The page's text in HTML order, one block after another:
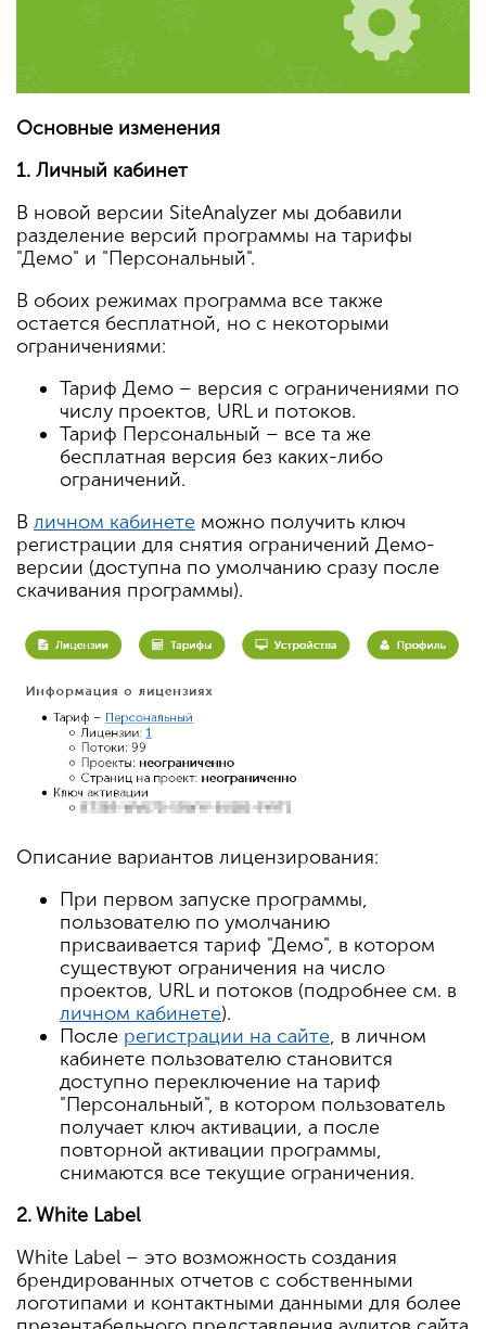
Основные изменения
1. Личный кабинет
В новой версии SiteAnalyzer мы добавили
разделение версий программы на тарифы
"Демо" и "Персональный".
В обоих режимах программа все также
остается бесплатной, но с некоторыми
ограничениями:
Тариф Демо – версия с ограничениями по
числу проектов, URL и потоков.
Тариф Персональный – все та же
бесплатная версия без каких-либо
ограничений.
В личном кабинете можно получить ключ
регистрации для снятия ограничений Демо-
версии (доступна по умолчанию сразу после
скачивания программы).
Описание вариантов лицензирования:
При первом запуске программы,
пользователю по умолчанию
присваивается тариф "Демо", в котором
существуют ограничения на число
проектов, URL и потоков (подробнее см. в
личном кабинете).
После регистрации на сайте, в личном
кабинете пользователю становится
доступно переключение на тариф
"Персональный", в котором пользователь
получает ключ активации, а после
повторной активации программы,
снимаются все текущие ограничения.
2. White Label
White Label – это возможность создания
брендированных отчетов с собственными
логотипами и контактными данными для более